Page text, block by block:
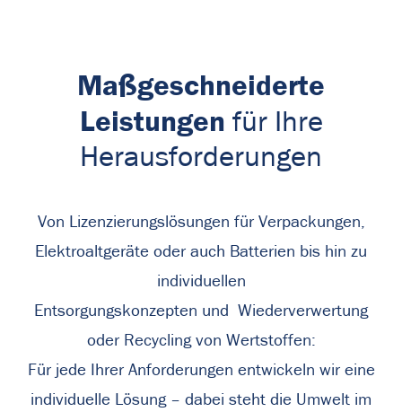
Maßgeschneiderte
Leistungen für Ihre
Herausforderungen
Von Lizenzierungslösungen für Verpackungen,
Elektroaltgeräte oder auch Batterien bis hin zu
individuellen
Entsorgungskonzepten und Wiederverwertung
oder Recycling von Wertstoffen:
Für jede Ihrer Anforderungen entwickeln wir eine
individuelle Lösung – dabei steht die Umwelt im